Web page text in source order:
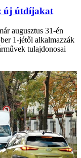
új útdíjakat
augusztus 31-én
1-jétől alkalmazzák
tulajdonosai